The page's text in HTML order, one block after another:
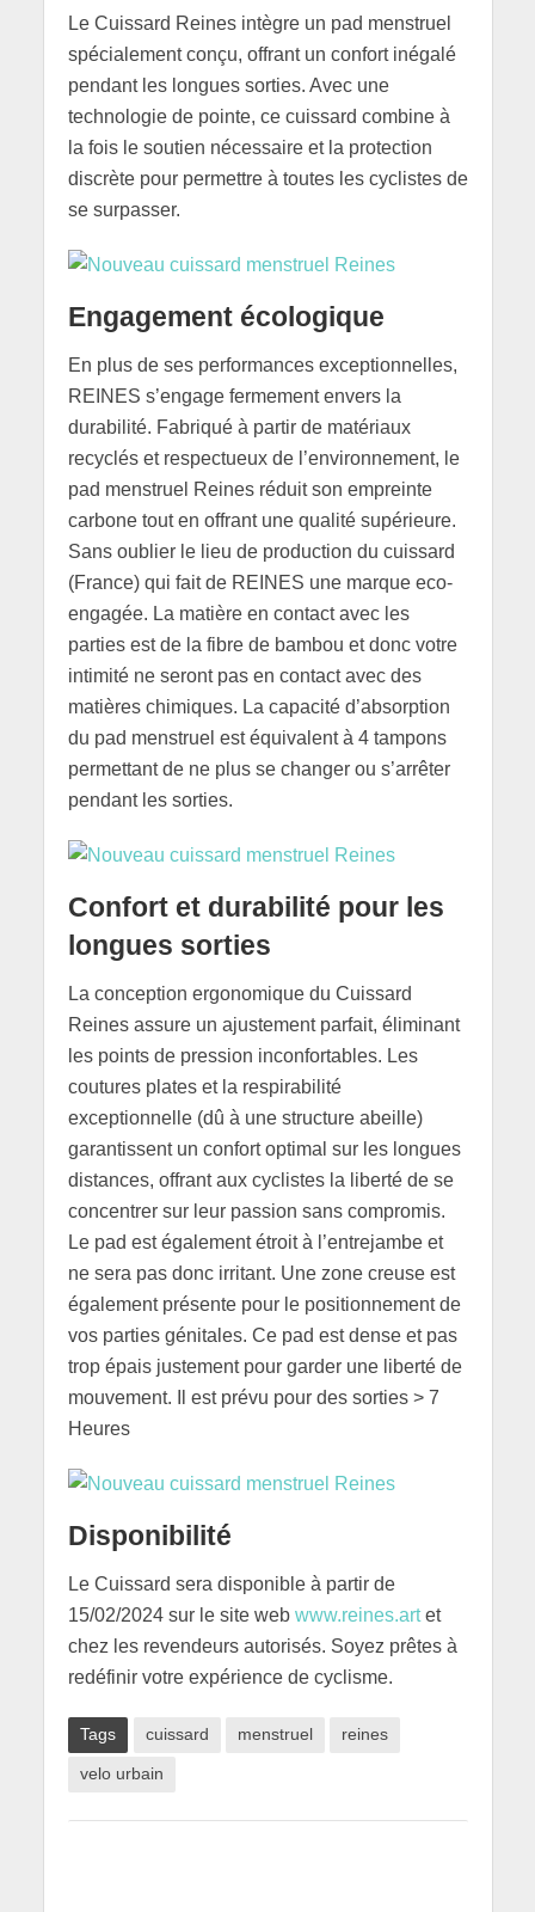
Le Cuissard Reines intègre un pad menstruel
spécialement conçu, offrant un confort inégalé
pendant les longues sorties. Avec une
technologie de pointe, ce cuissard combine à
la fois le soutien nécessaire et la protection
discrète pour permettre à toutes les cyclistes de
se surpasser.
Engagement écologique
En plus de ses performances exceptionnelles,
REINES s’engage fermement envers la
durabilité. Fabriqué à partir de matériaux
recyclés et respectueux de l’environnement, le
pad menstruel Reines réduit son empreinte
carbone tout en offrant une qualité supérieure.
Sans oublier le lieu de production du cuissard
(France) qui fait de REINES une marque eco-
engagée. La matière en contact avec les
parties est de la fibre de bambou et donc votre
intimité ne seront pas en contact avec des
matières chimiques. La capacité d’absorption
du pad menstruel est équivalent à 4 tampons
permettant de ne plus se changer ou s’arrêter
pendant les sorties.
Confort et durabilité pour les
longues sorties
La conception ergonomique du Cuissard
Reines assure un ajustement parfait, éliminant
les points de pression inconfortables. Les
coutures plates et la respirabilité
exceptionnelle (dû à une structure abeille)
garantissent un confort optimal sur les longues
distances, offrant aux cyclistes la liberté de se
concentrer sur leur passion sans compromis.
Le pad est également étroit à l’entrejambe et
ne sera pas donc irritant. Une zone creuse est
également présente pour le positionnement de
vos parties génitales. Ce pad est dense et pas
trop épais justement pour garder une liberté de
mouvement. Il est prévu pour des sorties > 7
Heures
Disponibilité
Le Cuissard sera disponible à partir de
15/02/2024 sur le site web www.reines.artet
chez les revendeurs autorisés. Soyez prêtes à
redéfinir votre expérience de cyclisme.
Tags cuissard menstruel reines
velo urbain